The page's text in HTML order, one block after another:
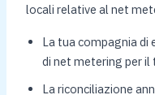
locali relative al net
La tua compagnia di
di net metering per
La riconciliazione